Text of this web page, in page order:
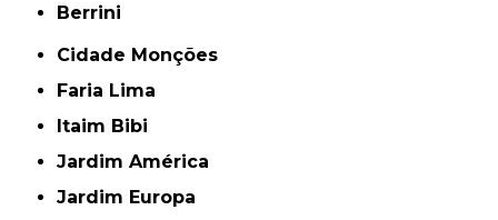
Berrini
Cidade Monções
Faria Lima
Itaim Bibi
Jardim América
Jardim Europa